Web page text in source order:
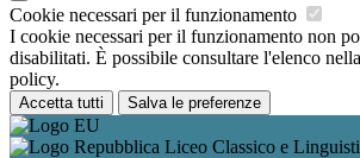
Cookie necessari per il funzionamento
I cookie necessari per il funzionamento non
disabilitati. È possibile consultare l'elenco
policy.
Accetta tutti Salva le preferenze
Liceo Classico e